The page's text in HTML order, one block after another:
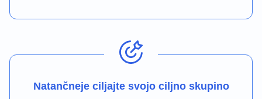
Natančneje ciljajte svojo ciljno skupino